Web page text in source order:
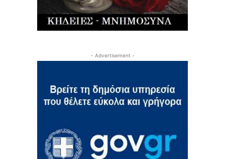
- Advertisement -